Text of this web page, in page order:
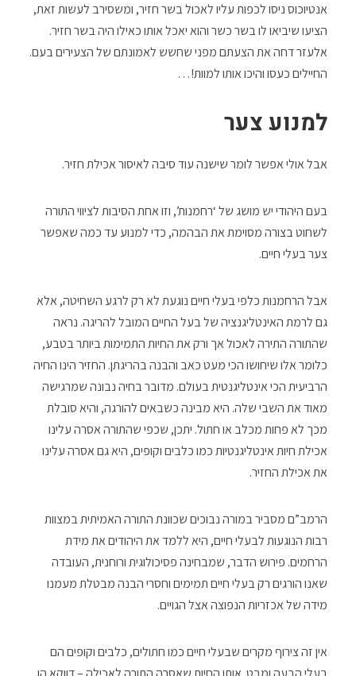
אנטיוכוס ניסו לכפות עליו לאכול בשר חזיר, ומשסירב לעשות זאת,
הציעו שיביאו לו בשר כשר והוא יאכל אותו כאילו היה בשר חזיר.
אלעזר דחה את הצעתם מפני שחשש לאמונתם של הצעירים בעם.
החיילים כעסו והיכו אותו למוות!…
למנוע צער
אבל אולי אפשר לומר שישנה עוד סיבה לאיסור אכילת חזיר.
בעם היהודי יש מושג של ‘רחמנות’, וזו אחת הסיבות לציווי התורה
לשחוט בצורה מסוימת את הבהמה, כדי למנוע עד כמה שאפשר
צער בעלי חיים.
אבל הרחמנות כלפי בעלי חיים נוגעת לא רק לרגע השחיטה, אלא
גם לרמת האינטליגנציה של בעל החיים המובל להריגה. נראה
שהתורה התירה לאכול אך ורק את החיות התמימות ביותר בטבע,
כלומר אלו שיחושו הכי מעט כאב והבנה בהריגתן. החזיר הינו החיה
הרביעית הכי אינטליגנטית בעולם. מדובר בחיה נבונה שמרגישה
מאוד את השבי שלה. היא מבינה כשבאים להורגה, והיא סובלת
מכך לא פחות מכלב או חתול. יתכן, שכפי שהתורה אסרה עלינו
אכילת חיות אינטליגנטיות כמו כלבים וקופים, היא גם אסרה עלינו
את אכילת החזיר.
הרמב”ם מסביר במורה נבוכים שכוונת התורה האמיתית במצוות
רבות הנוגעות לבעלי חיים, היא ללמד את היהודים את מידת
הרחמים. פירוש הדבר, שמבחינה פסיכולוגית ורוחנית, העובדה
שאנו הורגים רק בעלי חיים תמימים וחסרי הבנה מבטלת מעמנו
מידה של אכזריות הנפוצה אצל הגויים.
אין זה צירוף מקרים שבעלי חיים כמו חתולים, כלבים וקופים הם